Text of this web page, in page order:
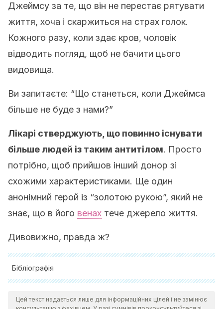
Джеймсу за те, що він не перестає рятувати
життя, хоча і скаржиться на страх голок.
Кожного разу, коли здає кров, чоловік
відводить погляд, щоб не бачити цього
видовища.
Ви запитаєте: “Що станеться, коли Джеймса
більше не буде з нами?”
Лікарі стверджують, що повинно існувати
більше людей із таким антитілом. Просто
потрібно, щоб прийшов інший донор зі
схожими характеристиками. Ще один
анонімний герой із “золотою рукою”, який не
знає, що в його венах тече джерело життя.
Дивовижно, правда ж?
Бібліографія
(2008). Rhesus haemolytic disease of the newborn:
Цей текст надається лише для інформаційних цілей і не замінює